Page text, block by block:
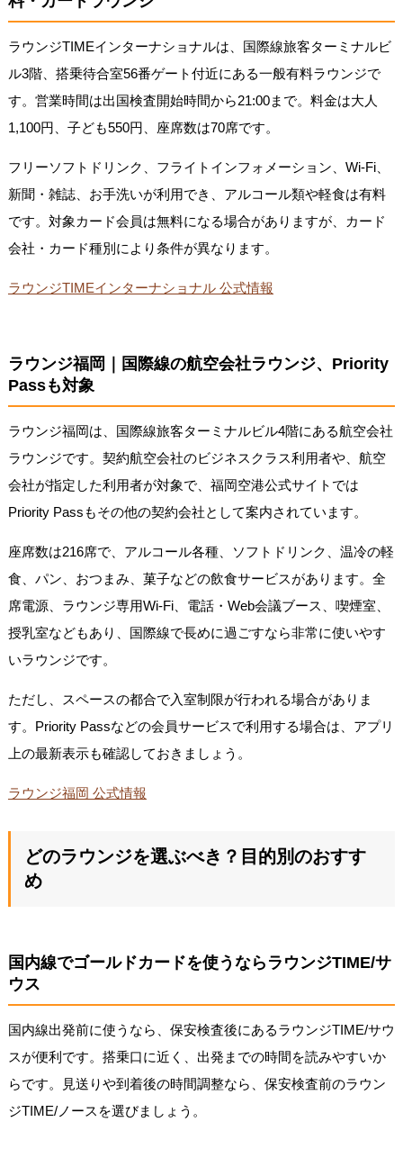
ラウンジTIMEインターナショナルは、国際線旅客ターミナルビ
ル3階、搭乗待合室56番ゲート付近にある一般有料ラウンジで
す。営業時間は出国検査開始時間から21:00まで。料金は大人
1,100円、子ども550円、座席数は70席です。
フリーソフトドリンク、フライトインフォメーション、Wi-Fi、
新聞・雑誌、お手洗いが利用でき、アルコール類や軽食は有料
です。対象カード会員は無料になる場合がありますが、カード
会社・カード種別により条件が異なります。
ラウンジTIMEインターナショナル 公式情報
ラウンジ福岡｜国際線の航空会社ラウンジ、Priority
Passも対象
ラウンジ福岡は、国際線旅客ターミナルビル4階にある航空会社
ラウンジです。契約航空会社のビジネスクラス利用者や、航空
会社が指定した利用者が対象で、福岡空港公式サイトでは
Priority Passもその他の契約会社として案内されています。
座席数は216席で、アルコール各種、ソフトドリンク、温冷の軽
食、パン、おつまみ、菓子などの飲食サービスがあります。全
席電源、ラウンジ専用Wi-Fi、電話・Web会議ブース、喫煙室、
授乳室などもあり、国際線で長めに過ごすなら非常に使いやす
いラウンジです。
ただし、スペースの都合で入室制限が行われる場合がありま
す。Priority Passなどの会員サービスで利用する場合は、アプリ
上の最新表示も確認しておきましょう。
ラウンジ福岡 公式情報
どのラウンジを選ぶべき？目的別のおすす
め
国内線でゴールドカードを使うならラウンジTIME/サ
ウス
国内線出発前に使うなら、保安検査後にあるラウンジTIME/サウ
スが便利です。搭乗口に近く、出発までの時間を読みやすいか
らです。見送りや到着後の時間調整なら、保安検査前のラウン
ジTIME/ノースを選びましょう。